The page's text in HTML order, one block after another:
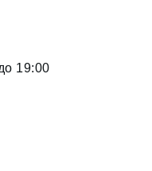
19:00